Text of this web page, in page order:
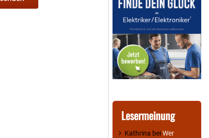
Lesermeinung
Kathrina beiWer